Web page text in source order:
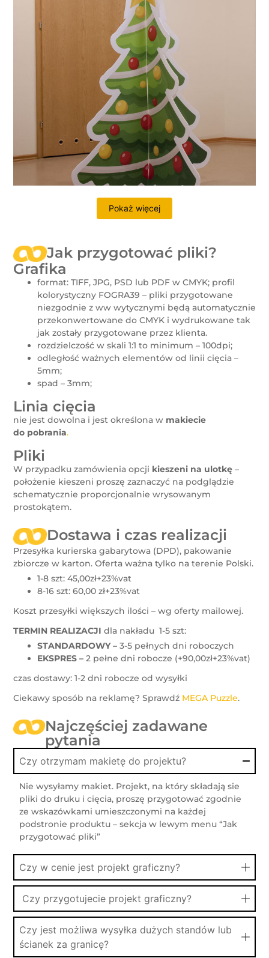
Pokaż więcej
Jak przygotować pliki?
Grafika
format: TIFF, JPG, PSD lub PDF w CMYK; profil
kolorystyczny FOGRA39 – pliki przygotowane
niezgodnie z ww wytycznymi będą automatycznie
przekonwertowane do CMYK i wydrukowane tak
jak zostały przygotowane przez klienta.
rozdzielczość w skali 1:1 to minimum – 100dpi;
odległość ważnych elementów od linii cięcia –
5mm;
spad – 3mm;
Linia cięcia
nie jest dowolna i jest określona w makiecie
do pobrania.
Pliki
W przypadku zamówienia opcji kieszeni na ulotkę –
położenie kieszeni proszę zaznaczyć na podglądzie
schematycznie proporcjonalnie wrysowanym
prostokątem.
Dostawa i czas realizacji
Przesyłka kurierska gabarytowa (DPD), pakowanie
zbiorcze w karton. Oferta ważna tylko na terenie Polski.
1-8 szt: 45,00zł+23%vat
8-16 szt: 60,00 zł+23%vat
Koszt przesyłki większych ilości – wg oferty mailowej.
TERMIN REALIZACJI dla nakładu 1-5 szt:
STANDARDOWY – 3-5 pełnych dni roboczych
EKSPRES – 2 pełne dni robocze (+90,00zł+23%vat)
czas dostawy: 1-2 dni robocze od wysyłki
Ciekawy sposób na reklamę? Sprawdź MEGA Puzzle.
Najczęściej zadawane
pytania
Czy otrzymam makietę do projektu?
Nie wysyłamy makiet. Projekt, na który składają sie
pliki do druku i cięcia, proszę przygotować zgodnie
ze wskazówkami umieszczonymi na każdej
podstronie produktu – sekcja w lewym menu “Jak
przygotować pliki”
Czy w cenie jest projekt graficzny?
Czy przygotujecie projekt graficzny?
Czy jest możliwa wysyłka dużych standów lub
ścianek za granicę?